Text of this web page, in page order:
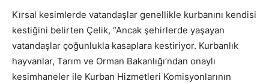
Kırsal kesimlerde vatandaşlar genellikle kurbanını kendisi
kestiğini belirten Çelik, “Ancak şehirlerde yaşayan
vatandaşlar çoğunlukla kasaplara kestiriyor. Kurbanlık
hayvanlar, Tarım ve Orman Bakanlığı’ndan onaylı
kesimhaneler ile Kurban Hizmetleri Komisyonlarının